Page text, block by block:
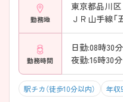
勤務地
東京都品川区
ＪＲ山手線「
勤務時間
日勤:08時30
夜勤:16時30分
駅チカ（徒歩10分以内） 年収